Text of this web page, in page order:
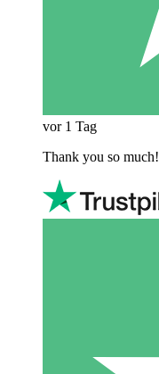
vor 1 Tag
Thank you so much!